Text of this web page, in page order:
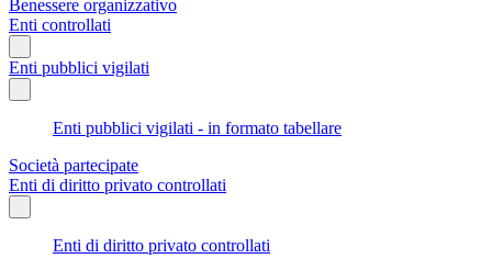
Benessere organizzativo
Enti controllati
Enti pubblici vigilati
Enti pubblici vigilati - in formato tabellare
Società partecipate
Enti di diritto privato controllati
Enti di diritto privato controllati